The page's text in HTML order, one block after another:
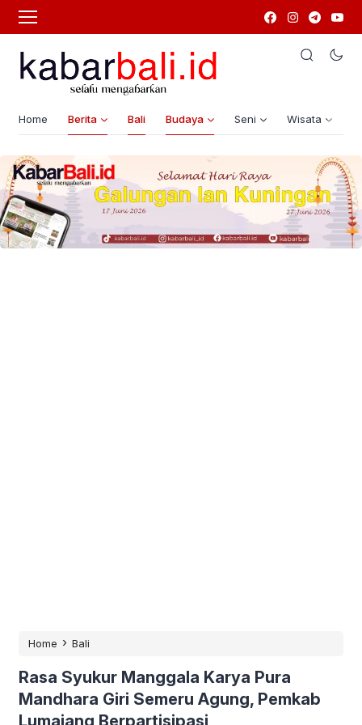
Home Berita Bali Budaya Seni Wisata
Home › Bali
Rasa Syukur Manggala Karya Pura
Mandhara Giri Semeru Agung, Pemkab